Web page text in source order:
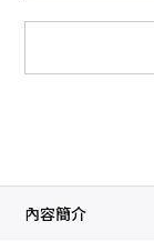
內容簡介